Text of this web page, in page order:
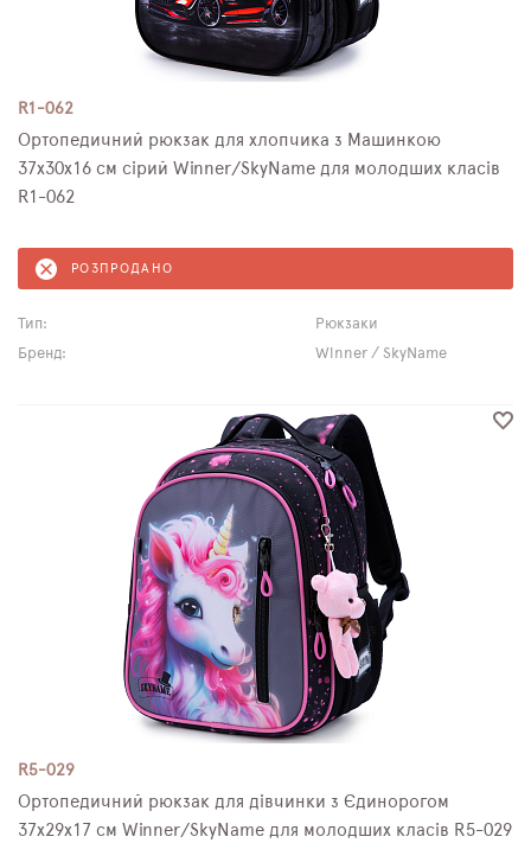
R1-062
Ортопедичний рюкзак для хлопчика з Машинкою
37х30х16 см сірий Winner/SkyName для молодших класів
R1-062
РОЗПРОДАНО
Тип:
Рюкзаки
Бренд:
Winner / SkyName
R5-029
Ортопедичний рюкзак для дівчинки з Єдинорогом
37х29х17 см Winner/SkyName для молодших класів R5-029